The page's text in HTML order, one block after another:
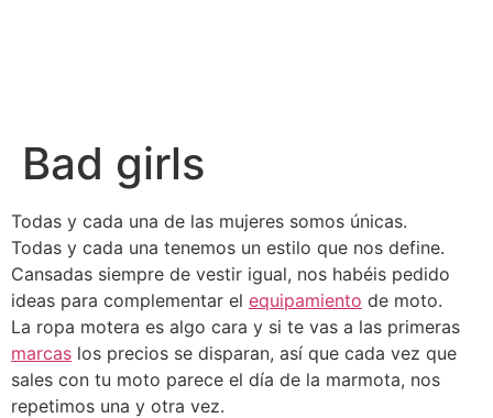
Bad girls
Todas y cada una de las mujeres somos únicas.
Todas y cada una tenemos un estilo que nos define.
Cansadas siempre de vestir igual, nos habéis pedido
ideas para complementar el equipamiento de moto.
La ropa motera es algo cara y si te vas a las primeras
marcas los precios se disparan, así que cada vez que
sales con tu moto parece el día de la marmota, nos
repetimos una y otra vez.